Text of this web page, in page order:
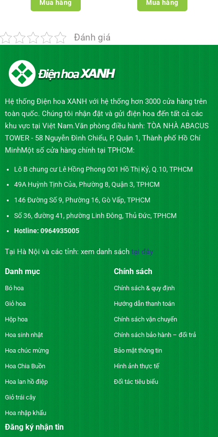
Mua hàng Mua hàng
Đánh giá
Hệ thống Điện hoa XANH với hệ thống hơn 3000 cửa hàng trên
toàn quốc. Chúng tôi nhận đặt và gửi điện hoa đến tất cả các
khu vực tại Việt Nam.Văn phòng điều hành: TÒA NHÀ ABACUS
TOWER - 58 Nguyễn Đình Chiểu, P, Quận 1, Thành phố Hồ Chí
MinhMột số cửa hàng chính tại TPHCM:
Lô B chung cư Lê Hồng Phong 001 Hồ Thị Kỷ, Q.10, TPHCM
49A Huỳnh Tịnh Của, Phường 8, Quận 3, TPHCM
146 Đường Số 9, Phường 16, Gò Vấp, TPHCM
Số 36, đường 41, phường Linh Đông, Thủ Đức, TPHCM
Hotline: 0964935005
Tại Hà Nội và các tỉnh: xem danh sách tại đây
Danh mục
Bó hoa
Giỏ hoa
Hộp hoa
Hoa sinh nhật
Hoa chúc mừng
Hoa Chia Buồn
Hoa lan hồ điệp
Giỏ trái cây
Hoa nhập khẩu
Chính sách
Chính sách & quy định
Hướng dẫn thanh toán
Chính sách vận chuyển
Chính sách bảo hành – đổi trả
Bảo mật thông tin
Hình ảnh thực tế
Đối tác tiêu biểu
Đăng ký nhận tin